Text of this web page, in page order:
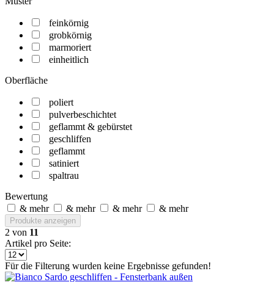
feinkörnig
grobkörnig
marmoriert
einheitlich
Oberfläche
poliert
pulverbeschichtet
geflammt & gebürstet
geschliffen
geflammt
satiniert
spaltrau
Bewertung
& mehr
& mehr & mehr & mehr
Produkte anzeigen
2 von 11
Artikel pro Seite:
Für die Filterung wurden keine Ergebnisse gefunden!